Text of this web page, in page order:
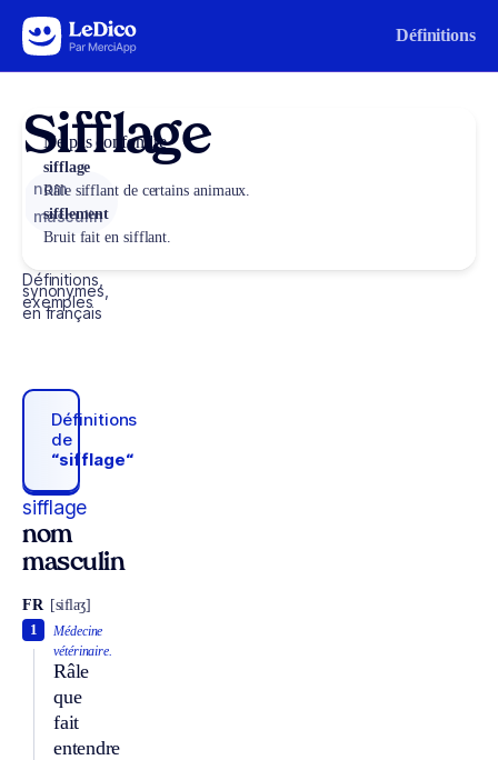
Aller au contenu Définitions
Sifflage
nom
masculin
Définitions,
synonymes,
exemples
en français
Définitions
de
“sifflage“
sifflage
nom
masculin
FR [siflaʒ]
Médecine
vétérinaire.
Râle
que
fait
entendre
1
Ne pas confondre
sifflage
Râle sifflant de certains animaux.
sifflement
Bruit fait en sifflant.